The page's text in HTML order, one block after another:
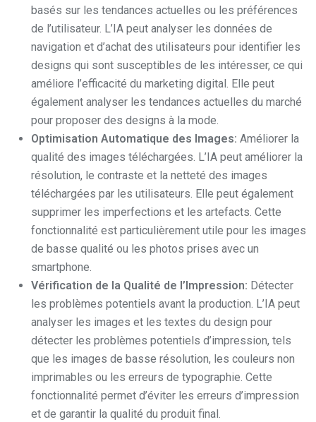
basés sur les tendances actuelles ou les préférences
de l’utilisateur. L’IA peut analyser les données de
navigation et d’achat des utilisateurs pour identifier les
designs qui sont susceptibles de les intéresser, ce qui
améliore l’efficacité du marketing digital. Elle peut
également analyser les tendances actuelles du marché
pour proposer des designs à la mode.
Optimisation Automatique des Images: Améliorer la
qualité des images téléchargées. L’IA peut améliorer la
résolution, le contraste et la netteté des images
téléchargées par les utilisateurs. Elle peut également
supprimer les imperfections et les artefacts. Cette
fonctionnalité est particulièrement utile pour les images
de basse qualité ou les photos prises avec un
smartphone.
Vérification de la Qualité de l’Impression: Détecter
les problèmes potentiels avant la production. L’IA peut
analyser les images et les textes du design pour
détecter les problèmes potentiels d’impression, tels
que les images de basse résolution, les couleurs non
imprimables ou les erreurs de typographie. Cette
fonctionnalité permet d’éviter les erreurs d’impression
et de garantir la qualité du produit final.